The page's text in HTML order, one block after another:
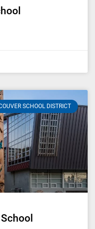
SCHOOL DISTRICT